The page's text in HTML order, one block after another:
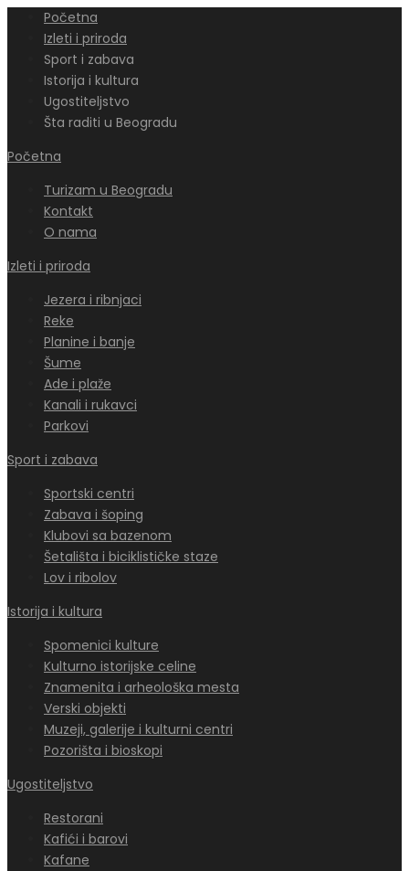
Početna
Izleti i priroda
Sport i zabava
Istorija i kultura
Ugostiteljstvo
Šta raditi u Beogradu
Početna
Turizam u Beogradu
Kontakt
O nama
Izleti i priroda
Jezera i ribnjaci
Reke
Planine i banje
Šume
Ade i plaže
Kanali i rukavci
Parkovi
Sport i zabava
Sportski centri
Zabava i šoping
Klubovi sa bazenom
Šetališta i biciklističke staze
Lov i ribolov
Istorija i kultura
Spomenici kulture
Kulturno istorijske celine
Znamenita i arheološka mesta
Verski objekti
Muzeji, galerije i kulturni centri
Pozorišta i bioskopi
Ugostiteljstvo
Restorani
Kafići i barovi
Kafane